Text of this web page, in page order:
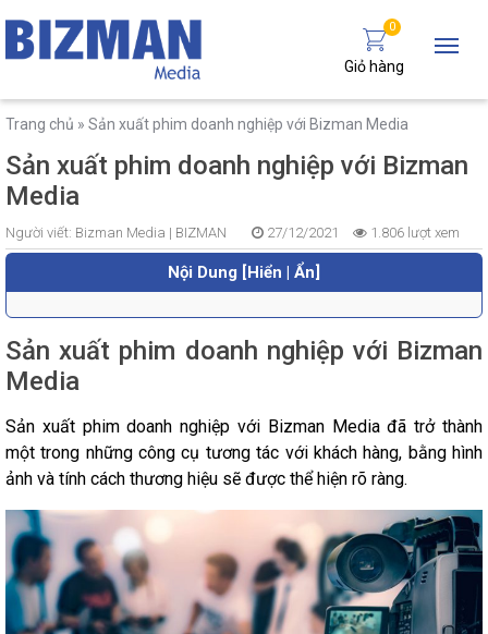
0
Giỏ hàng
Trang chủ » Sản xuất phim doanh nghiệp với Bizman Media
Sản xuất phim doanh nghiệp với Bizman
Media
Người viết: Bizman Media | BIZMAN 27/12/2021 1.806 lượt xem
Nội Dung [Hiển | Ẩn]
Sản xuất phim doanh nghiệp với Bizman
Media
Sản xuất phim doanh nghiệp với Bizman Media đã trở thành
một trong những công cụ tương tác với khách hàng, bằng hình
ảnh và tính cách thương hiệu sẽ được thể hiện rõ ràng.